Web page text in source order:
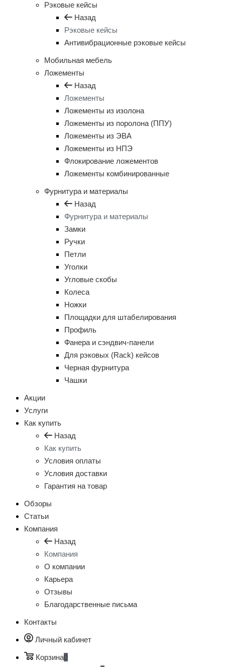
Рэковые кейсы
Назад
Рэковые кейсы
Антивибрационные рэковые кейсы
Мобильная мебель
Ложементы
Назад
Ложементы
Ложементы из изолона
Ложементы из поролона (ППУ)
Ложементы из ЭВА
Ложементы из НПЭ
Флокирование ложементов
Ложементы комбинированные
Фурнитура и материалы
Назад
Фурнитура и материалы
Замки
Ручки
Петли
Уголки
Угловые скобы
Колеса
Ножки
Площадки для штабелирования
Профиль
Фанера и сэндвич-панели
Для рэковых (Rack) кейсов
Черная фурнитура
Чашки
Акции
Услуги
Как купить
Назад
Как купить
Условия оплаты
Условия доставки
Гарантия на товар
Обзоры
Статьи
Компания
Назад
Компания
О компании
Карьера
Отзывы
Благодарственные письма
Контакты
Личный кабинет
Корзина0